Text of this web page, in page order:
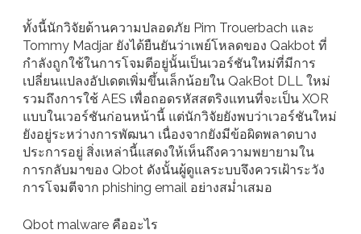
ทั้งนี้นักวิจัยด้านความปลอดภัย Pim Trouerbach และ
Tommy Madjar ยังได้ยืนยันว่าเพย์โหลดของ Qakbot ที่
กำลังถูกใช้ในการโจมตีอยู่นั้นเป็นเวอร์ชันใหม่ที่มีการ
เปลี่ยนแปลงอัปเดตเพิ่มขึ้นเล็กน้อยใน QakBot DLL ใหม่
รวมถึงการใช้ AES เพื่อถอดรหัสสตริงแทนที่จะเป็น XOR
แบบในเวอร์ชันก่อนหน้านี้ แต่นักวิจัยยังพบว่าเวอร์ชันใหม่
ยังอยู่ระหว่างการพัฒนา เนื่องจากยังมีข้อผิดพลาดบาง
ประการอยู่ สิ่งเหล่านี้แสดงให้เห็นถึงความพยายามใน
การกลับมาของ Qbot ดังนั้นผู้ดูแลระบบจึงควรเฝ้าระวัง
การโจมตีจาก phishing email อย่างสม่ำเสมอ
Qbot malware คืออะไร